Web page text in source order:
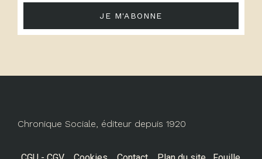
JE M'ABONNE
Chronique Sociale, éditeur depuis 1920